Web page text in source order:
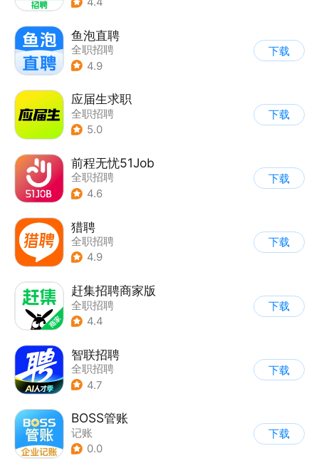
鱼泡直聘
全职招聘
4.9
下载
应届生求职
全职招聘
5.0
下载
前程无忧51Job
全职招聘
4.6
下载
猎聘
全职招聘
4.9
下载
赶集招聘商家版
全职招聘
4.4
下载
智联招聘
全职招聘
4.7
下载
BOSS管账
记账
0.0
下载